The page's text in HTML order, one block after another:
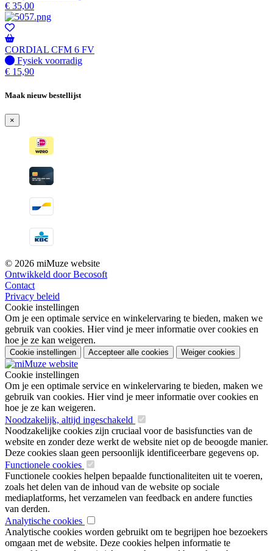
€ 35,00
CORDIAL CFM 6 FV
Fysiek voorradig
Fysiek voorradig
€ 15,90
Maak nieuw bestellijst
×
© 2026 miMuze website
Ontwikkeld door Becosoft
Contact
Privacy beleid
Cookie instellingen
Om je een optimale service en winkelervaring te bieden, maken we
gebruik van cookies. Hier vind je meer informatie over cookies en
hoe je ze kan weigeren.
Cookie instellingen Accepteer alle cookies Weiger cookies
Cookie instellingen
Om je een optimale service en winkelervaring te bieden, maken we
gebruik van cookies. Hier vind je meer informatie over cookies en
hoe je ze kan weigeren.
Noodzakelijk, altijd ingeschakeld
Noodzakelijke cookies zijn cruciaal voor de basisfuncties van de
website en zonder deze werkt de website niet op de beoogde manier.
Deze cookies slaan geen persoonlijk identificeerbare gegevens op.
Functionele cookies
Functionele cookies helpen bepaalde functionaliteiten uit te voeren,
zoals het delen van de inhoud van de website op sociale
mediaplatforms, het verzamelen van feedback en andere functies
van derden.
Analytische cookies
Analytische cookies worden gebruikt om te begrijpen hoe bezoekers
omgaan met de website. Deze cookies helpen informatie te